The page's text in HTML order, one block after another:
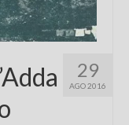
29
AGO 2016